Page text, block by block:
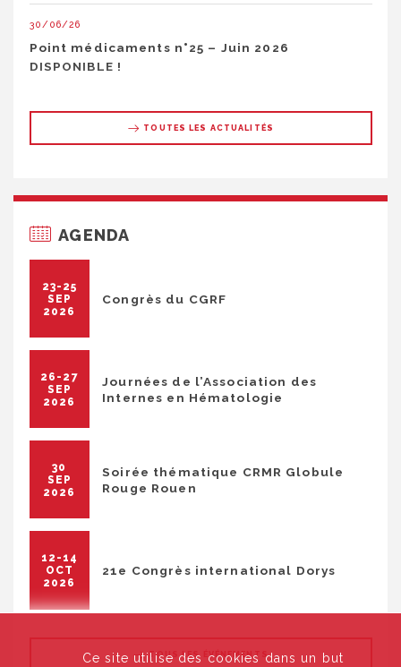
30/06/26
Point médicaments n°25 – Juin 2026
DISPONIBLE !
TOUTES LES ACTUALITÉS
AGENDA
23-25
SEP
2026
Congrès du CGRF
26-27
SEP
2026
Journées de l’Association des
Internes en Hématologie
30
SEP
2026
Soirée thématique CRMR Globule
Rouge Rouen
12-14
OCT
2026
21e Congrès international Dorys
TOUS LES ÉVÉNEMENTS
Ce site utilise des cookies dans un but